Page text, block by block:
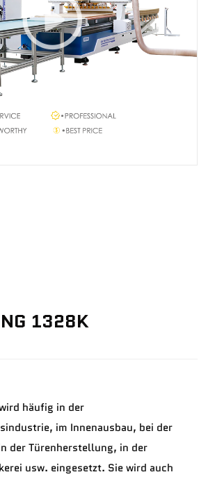
Uns
1328K
häufig in der
im Innenausbau, bei der
der Türenherstellung, in der
usw. eingesetzt. Sie wird auch